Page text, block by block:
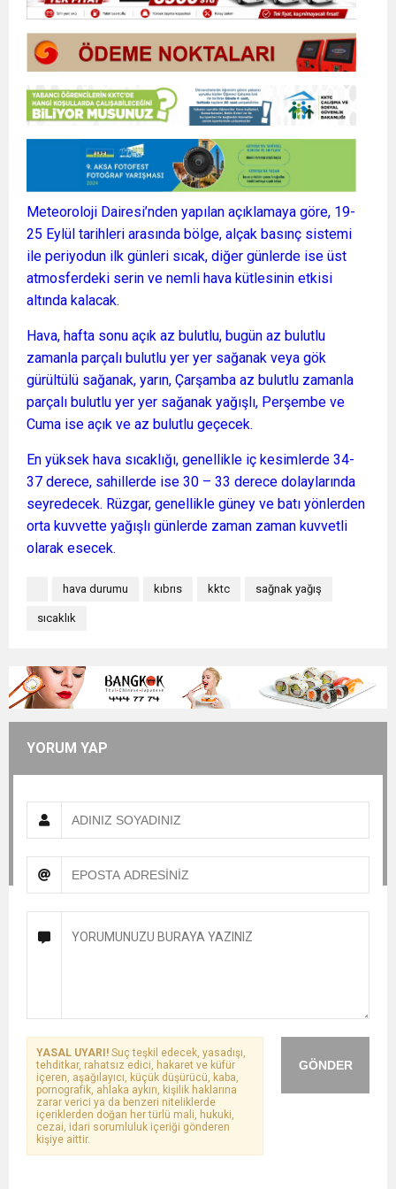
Meteoroloji Dairesi’nden yapılan açıklamaya göre, 19-
25 Eylül tarihleri arasında bölge, alçak basınç sistemi
ile periyodun ilk günleri sıcak, diğer günlerde ise üst
atmosferdeki serin ve nemli hava kütlesinin etkisi
altında kalacak.
Hava, hafta sonu açık az bulutlu, bugün az bulutlu
zamanla parçalı bulutlu yer yer sağanak veya gök
gürültülü sağanak, yarın, Çarşamba az bulutlu zamanla
parçalı bulutlu yer yer sağanak yağışlı, Perşembe ve
Cuma ise açık ve az bulutlu geçecek.
En yüksek hava sıcaklığı, genellikle iç kesimlerde 34-
37 derece, sahillerde ise 30 – 33 derece dolaylarında
seyredecek. Rüzgar, genellikle güney ve batı yönlerden
orta kuvvette yağışlı günlerde zaman zaman kuvvetli
olarak esecek.
hava durumu kıbrıs kktc sağnak yağış
sıcaklık
YORUM YAP
GÖNDER
YASAL UYARI! Suç teşkil edecek, yasadışı,
tehditkar, rahatsız edici, hakaret ve küfür
içeren, aşağılayıcı, küçük düşürücü, kaba,
pornografik, ahlaka aykırı, kişilik haklarına
zarar verici ya da benzeri niteliklerde
içeriklerden doğan her türlü mali, hukuki,
cezai, idari sorumluluk içeriği gönderen
kişiye aittir.